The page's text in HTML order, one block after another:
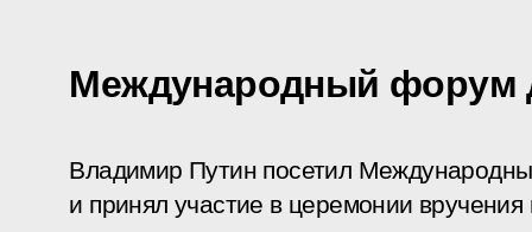
Международный форум
Владимир Путин посетил
и принял участие в церемонии